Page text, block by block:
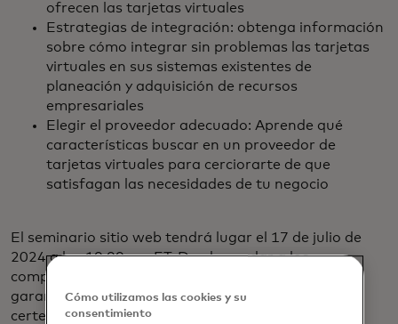
ofrecen las tarjetas virtuales
Estrategias de integración: obtenga información
sobre cómo integrar sin problemas las tarjetas
virtuales en sus sistemas existentes de
planeación y adquisición de recursos
empresariales
Elegir el proveedor adecuado: Aprende qué
características buscar en un proveedor de
tarjetas virtuales para cerciorarte de que
satisfagan las necesidades de tu negocio
El seminario sitio web tendrá lugar el 17 de julio de
2024 a las 10:00 am ET. Desde ayudar a los
compradores a simplificar las compras hasta
garantizar que los proveedores reciban el pago con
certeza, las tarjetas virtuales están redefiniendo la
Cómo utilizamos las cookies y su
consentimiento